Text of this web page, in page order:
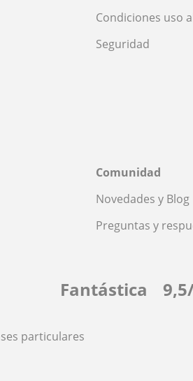
Condiciones uso
Seguridad
Comunidad
Novedades y Blog
Preguntas y
Fantástica
particulares